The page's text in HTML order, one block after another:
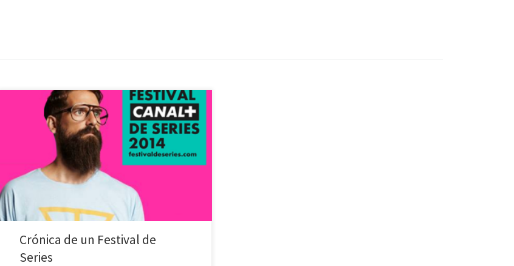
De cómo hartarse de ver series y escuchar ponentes y
no morir en el intento. El Festival de Series de Canal +
en su sexta edición ha sido un año más todo un éxito.
Talleres, Concursos, Pilotos y Capítulos de nuestras
series favoritas en pantalla grande. Próximamente en
Málaga y […]
Crónica de un Festival de
Series